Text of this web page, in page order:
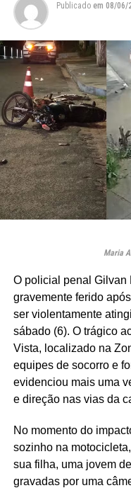
Publicado em 08/06/
Maria
O policial penal Gilvan
gravemente ferido
ser violentamente
sábado (6). O trágico
Vista, localizado na
equipes de socorro e
evidenciou mais uma
e direção nas vias da
No momento do
sozinho na
sua filha, uma jovem
gravadas por uma